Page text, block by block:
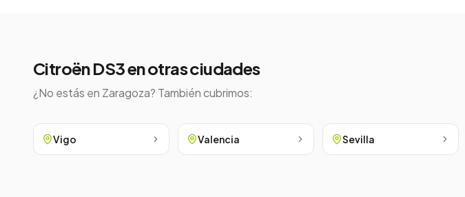
CitroënDS3en otras ciudades
¿No estás en Zaragoza? También cubrimos:
Vigo Valencia Sevilla